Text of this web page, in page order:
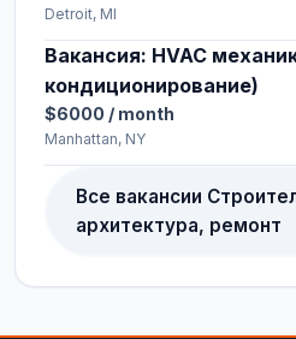
Detroit, MI
Вакансия: HVAC
кондиционирование)
$6000 / month
Manhattan, NY
Все вакансии
архитектура, ремонт